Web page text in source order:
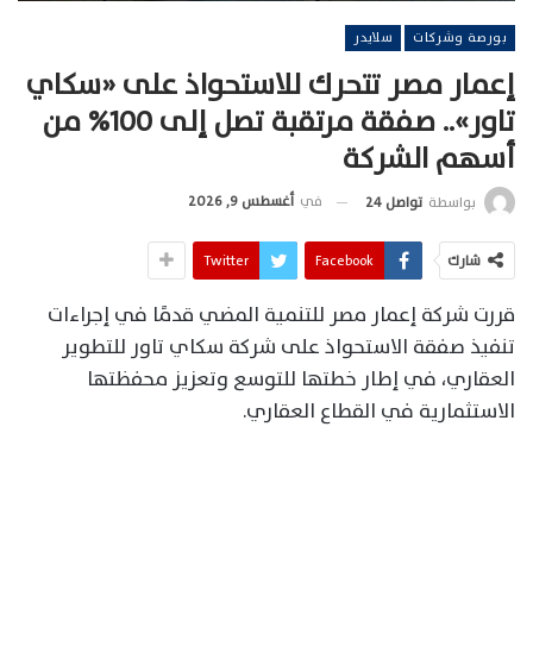
بورصة وشركات سلايدر
إعمار مصر تتحرك للاستحواذ على «سكاي
تاور».. صفقة مرتقبة تصل إلى 100% من
أسهم الشركة
بواسطة تواصل 24 في أغسطس 9, 2026
شارك Facebook
Twitter
قررت شركة إعمار مصر للتنمية المضي قدمًا في إجراءات
تنفيذ صفقة الاستحواذ على شركة سكاي تاور للتطوير
العقاري، في إطار خطتها للتوسع وتعزيز محفظتها
الاستثمارية في القطاع العقاري.